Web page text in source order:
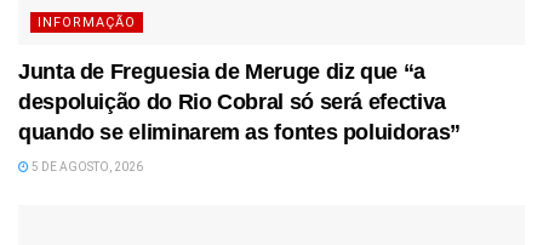
INFORMAÇÃO
Junta de Freguesia de Meruge diz que “a
despoluição do Rio Cobral só será efectiva
quando se eliminarem as fontes poluidoras”
5 DE AGOSTO, 2026